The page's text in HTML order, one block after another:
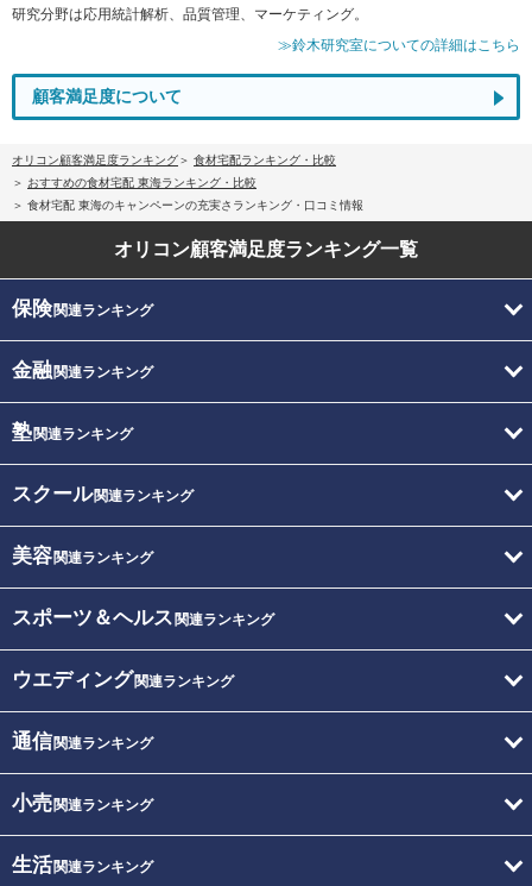
研究分野は応用統計解析、品質管理、マーケティング。
≫鈴木研究室についての詳細はこちら
顧客満足度について
オリコン顧客満足度ランキング
食材宅配ランキング・比較
おすすめの食材宅配 東海ランキング・比較
食材宅配 東海のキャンペーンの充実さランキング・口コミ情報
オリコン顧客満足度ランキング一覧
保険関連ランキング
金融関連ランキング
塾関連ランキング
スクール関連ランキング
美容関連ランキング
スポーツ＆ヘルス 関連ランキング
ウエディング関連ランキング
通信関連ランキング
小売関連ランキング
生活関連ランキング